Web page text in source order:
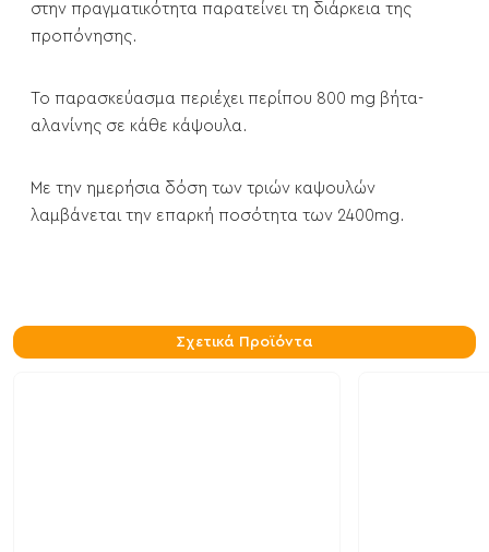
στην πραγματικότητα παρατείνει τη διάρκεια της
προπόνησης.
Το παρασκεύασμα περιέχει περίπου 800 mg βήτα-
αλανίνης σε κάθε κάψουλα.
Με την ημερήσια δόση των τριών καψουλών
λαμβάνεται την επαρκή ποσότητα των 2400mg.
Σχετικά Προϊόντα